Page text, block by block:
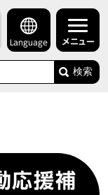
Language メニュー
検索
応援補